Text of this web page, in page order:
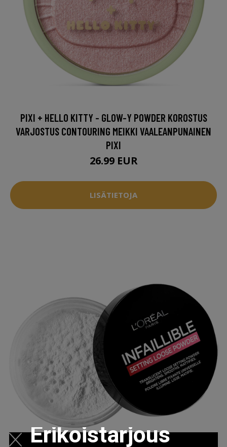
PIXI + HELLO KITTY - GLOW-Y POWDER KOROSTUS
VARJOSTUS CONTOURING MEIKKI VAALEANPUNAINEN
PIXI
26.99 EUR
LISÄTIETOJA
Erikoistarjous